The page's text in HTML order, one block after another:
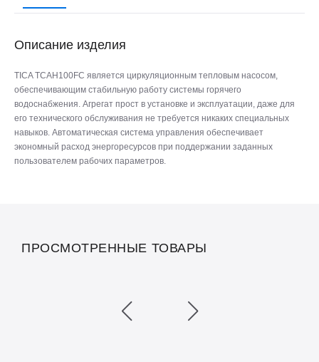
Описание изделия
TICA TCAH100FC является циркуляционным тепловым насосом,
обеспечивающим стабильную работу системы горячего
водоснабжения. Агрегат прост в установке и эксплуатации, даже для
его технического обслуживания не требуется никаких специальных
навыков. Автоматическая система управления обеспечивает
экономный расход энергоресурсов при поддержании заданных
пользователем рабочих параметров.
ПРОСМОТРЕННЫЕ ТОВАРЫ